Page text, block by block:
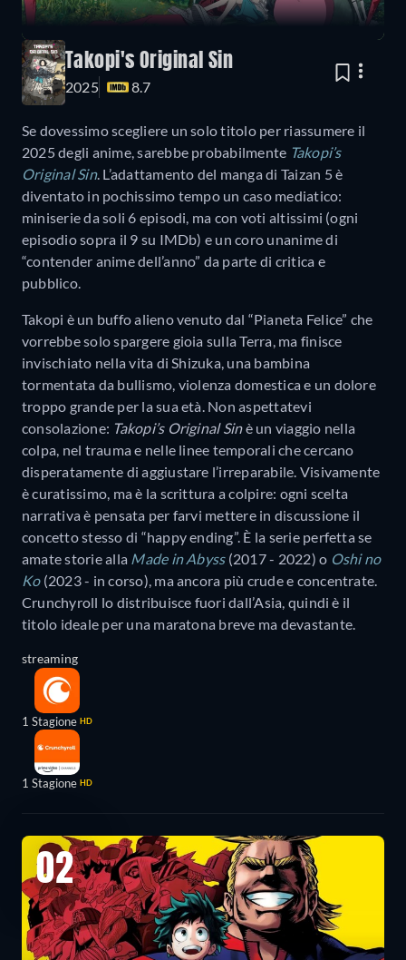
Takopi's Original Sin
2025 8.7
Se dovessimo scegliere un solo titolo per riassumere il
2025 degli anime, sarebbe probabilmente Takopi’s
Original Sin. L’adattamento del manga di Taizan 5 è
diventato in pochissimo tempo un caso mediatico:
miniserie da soli 6 episodi, ma con voti altissimi (ogni
episodio sopra il 9 su IMDb) e un coro unanime di
“contender anime dell’anno” da parte di critica e
pubblico.
Takopi è un buffo alieno venuto dal “Pianeta Felice” che
vorrebbe solo spargere gioia sulla Terra, ma finisce
invischiato nella vita di Shizuka, una bambina
tormentata da bullismo, violenza domestica e un dolore
troppo grande per la sua età. Non aspettatevi
consolazione: Takopi’s Original Sinè un viaggio nella
colpa, nel trauma e nelle linee temporali che cercano
disperatamente di aggiustare l’irreparabile. Visivamente
è curatissimo, ma è la scrittura a colpire: ogni scelta
narrativa è pensata per farvi mettere in discussione il
concetto stesso di “happy ending”. È la serie perfetta se
amate storie alla Made in Abyss(2017 - 2022) o Oshi no
Ko(2023 - in corso), ma ancora più crude e concentrate.
Crunchyroll lo distribuisce fuori dall’Asia, quindi è il
titolo ideale per una maratona breve ma devastante.
streaming
1 Stagione HD
1 Stagione HD
02